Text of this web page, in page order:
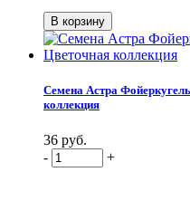
Семена Астра
коллекция
36 руб.
-
+